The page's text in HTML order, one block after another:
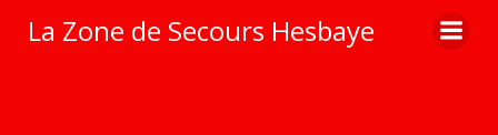
au
La Zone de Secours Hesbaye